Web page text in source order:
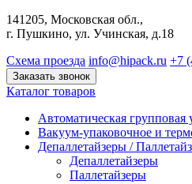
141205, Московская обл.,
г. Пушкино, ул. Учинская, д.18
Схема проезда info@hipack.ru +7
Заказать звонок
Каталог товаров
Автоматическая групповая
Вакуум-упаковочное и
Депаллетайзеры /
Депаллетайзеры
Паллетайзеры